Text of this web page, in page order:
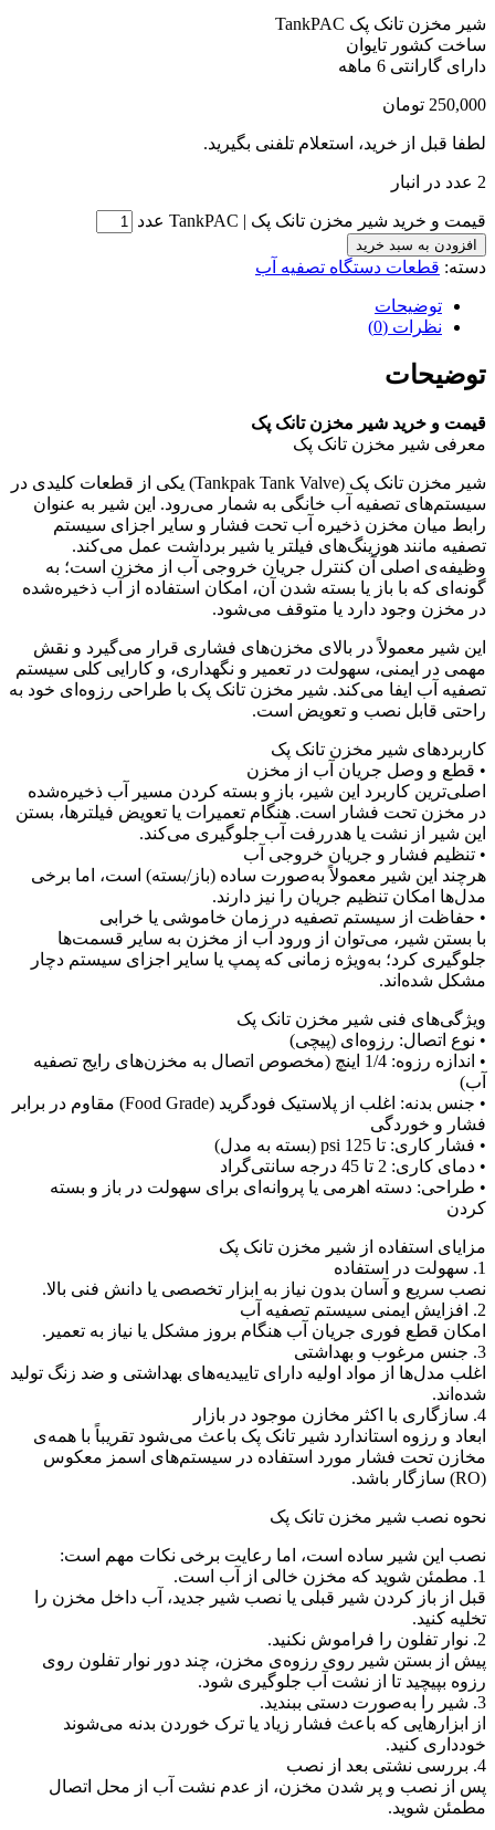
شیر مخزن تانک پک TankPAC
ساخت کشور تایوان
دارای گارانتی 6 ماهه
250,000 تومان
لطفا قبل از خرید، استعلام تلفنی بگیرید.
2 عدد در انبار
قیمت و خرید شیر مخزن تانک پک | TankPAC عدد
افزودن به سبد خرید
دسته: قطعات دستگاه تصفیه آب
توضیحات
نظرات (0)
توضیحات
قیمت و خرید شیر مخزن تانک پک
معرفی شیر مخزن تانک پک
شیر مخزن تانک پک (Tankpak Tank Valve) یکی از قطعات کلیدی در
سیستم‌های تصفیه آب خانگی به شمار می‌رود. این شیر به عنوان
رابط میان مخزن ذخیره آب تحت فشار و سایر اجزای سیستم
تصفیه مانند هوزینگ‌های فیلتر یا شیر برداشت عمل می‌کند.
وظیفه‌ی اصلی آن کنترل جریان خروجی آب از مخزن است؛ به
گونه‌ای که با باز یا بسته شدن آن، امکان استفاده از آب ذخیره‌شده
در مخزن وجود دارد یا متوقف می‌شود.
این شیر معمولاً در بالای مخزن‌های فشاری قرار می‌گیرد و نقش
مهمی در ایمنی، سهولت در تعمیر و نگهداری، و کارایی کلی سیستم
تصفیه آب ایفا می‌کند. شیر مخزن تانک پک با طراحی رزوه‌ای خود به
راحتی قابل نصب و تعویض است.
کاربردهای شیر مخزن تانک پک
• قطع و وصل جریان آب از مخزن
اصلی‌ترین کاربرد این شیر، باز و بسته کردن مسیر آب ذخیره‌شده
در مخزن تحت فشار است. هنگام تعمیرات یا تعویض فیلترها، بستن
این شیر از نشت یا هدررفت آب جلوگیری می‌کند.
• تنظیم فشار و جریان خروجی آب
هرچند این شیر معمولاً به‌صورت ساده (باز/بسته) است، اما برخی
مدل‌ها امکان تنظیم جریان را نیز دارند.
• حفاظت از سیستم تصفیه در زمان خاموشی یا خرابی
با بستن شیر، می‌توان از ورود آب از مخزن به سایر قسمت‌ها
جلوگیری کرد؛ به‌ویژه زمانی که پمپ یا سایر اجزای سیستم دچار
مشکل شده‌اند.
ویژگی‌های فنی شیر مخزن تانک پک
• نوع اتصال: رزوه‌ای (پیچی)
• اندازه رزوه: 1/4 اینچ (مخصوص اتصال به مخزن‌های رایج تصفیه
آب)
• جنس بدنه: اغلب از پلاستیک فودگرید (Food Grade) مقاوم در برابر
فشار و خوردگی
• فشار کاری: تا 125 psi (بسته به مدل)
• دمای کاری: 2 تا 45 درجه سانتی‌گراد
• طراحی: دسته اهرمی یا پروانه‌ای برای سهولت در باز و بسته
کردن
مزایای استفاده از شیر مخزن تانک پک
1. سهولت در استفاده
نصب سریع و آسان بدون نیاز به ابزار تخصصی یا دانش فنی بالا.
2. افزایش ایمنی سیستم تصفیه آب
امکان قطع فوری جریان آب هنگام بروز مشکل یا نیاز به تعمیر.
3. جنس مرغوب و بهداشتی
اغلب مدل‌ها از مواد اولیه دارای تاییدیه‌های بهداشتی و ضد زنگ تولید
شده‌اند.
4. سازگاری با اکثر مخازن موجود در بازار
ابعاد و رزوه استاندارد شیر تانک پک باعث می‌شود تقریباً با همه‌ی
مخازن تحت فشار مورد استفاده در سیستم‌های اسمز معکوس
(RO) سازگار باشد.
نحوه نصب شیر مخزن تانک پک
نصب این شیر ساده است، اما رعایت برخی نکات مهم است:
1. مطمئن شوید که مخزن خالی از آب است.
قبل از باز کردن شیر قبلی یا نصب شیر جدید، آب داخل مخزن را
تخلیه کنید.
2. نوار تفلون را فراموش نکنید.
پیش از بستن شیر روی رزوه‌ی مخزن، چند دور نوار تفلون روی
رزوه بپیچید تا از نشت آب جلوگیری شود.
3. شیر را به‌صورت دستی ببندید.
از ابزارهایی که باعث فشار زیاد یا ترک خوردن بدنه می‌شوند
خودداری کنید.
4. بررسی نشتی بعد از نصب
پس از نصب و پر شدن مخزن، از عدم نشت آب از محل اتصال
مطمئن شوید.